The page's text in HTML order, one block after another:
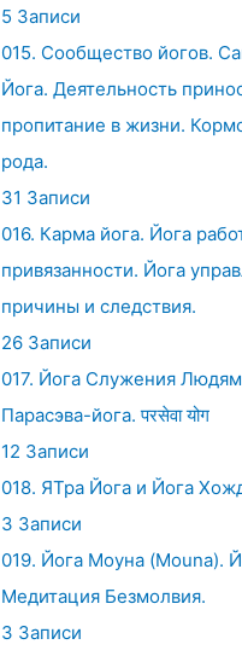
5 Записи
015. Сообщество йогов.
Йога. Деятельность
пропитание в жизни.
рода.
31 Записи
016. Карма йога. Йога
привязанности. Йога
причины и следствия.
26 Записи
017. Йога Служения
Парасэва-йога. परसेवा योग
12 Записи
018. ЯТра Йога и Йога
3 Записи
019. Йога Моуна (Mouna).
Медитация Безмолвия.
3 Записи